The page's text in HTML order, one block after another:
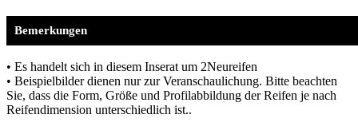
Bemerkungen
• Es handelt sich in diesem Inserat um 2Neureifen
• Beispielbilder dienen nur zur Veranschaulichung. Bitte beachten
Sie, dass die Form, Größe und Profilabbildung der Reifen je nach
Reifendimension unterschiedlich ist..